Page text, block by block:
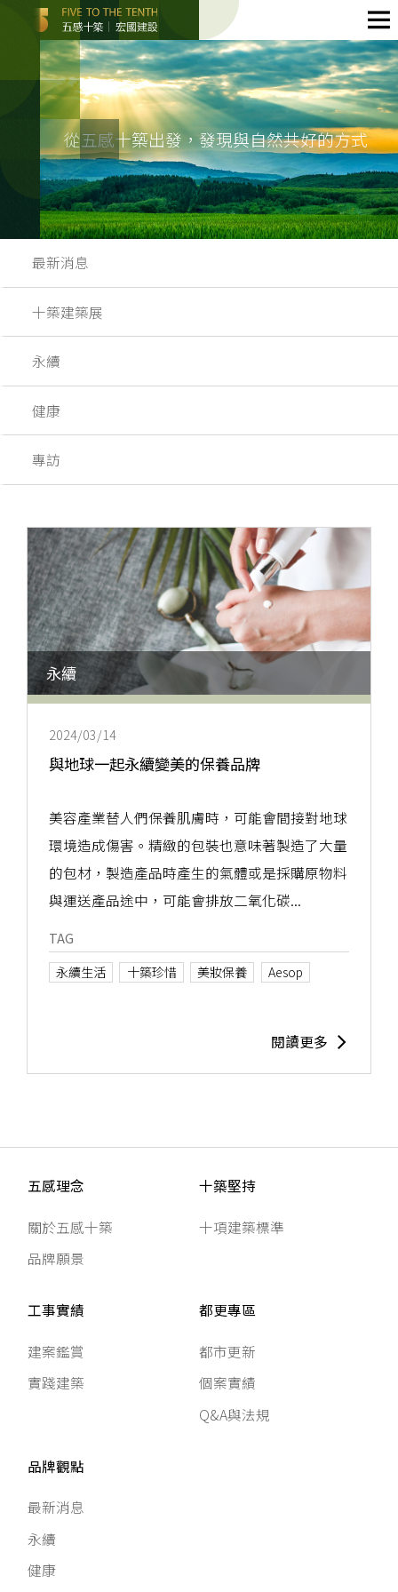
從五感十築出發，發現與自然共好的方式
最新消息
十築建築展
永續
健康
專訪
永續
2024/03/14
與地球一起永續變美的保養品牌
美容產業替人們保養肌膚時，可能會間接對地球
環境造成傷害。精緻的包裝也意味著製造了大量
的包材，製造產品時產生的氣體或是採購原物料
與運送產品途中，可能會排放二氧化碳...
TAG
永續生活
十築珍惜 美妝保養 Aesop
閱讀更多
五感理念
關於五感十築
品牌願景
十築堅持
十項建築標準
工事實績
建案鑑賞
實踐建築
都更專區
都市更新
個案實績
Q&A與法規
品牌觀點
最新消息
永續
健康